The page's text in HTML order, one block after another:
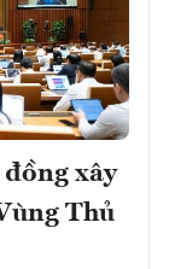
xây
Thủ